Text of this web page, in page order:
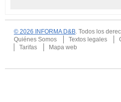
© 2026 INFORMA D&B. Todos los
Quiénes Somos
Textos legales
Tarifas
Mapa web